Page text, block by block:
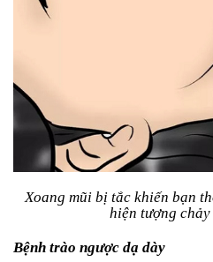
Xoang mũi bị tắc khiến bạn
hiện tượng
Bệnh trào ngược dạ dày